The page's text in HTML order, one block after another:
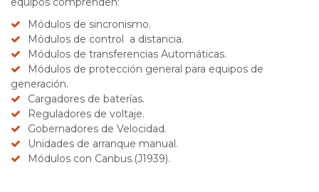
Módulos de sincronismo.
Módulos de control a distancia.
Módulos de transferencias Automáticas.
Módulos de protección general para equipos de
generación.
Cargadores de baterías.
Reguladores de voltaje.
Gobernadores de Velocidad.
Unidades de arranque manual.
Módulos con Canbus.(J1939).